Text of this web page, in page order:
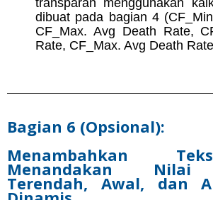
transparan menggunakan
dibuat pada bagian 4
CF_Max. Avg Death Rate,
Rate, CF_Max. Avg Death
Bagian 6 (Opsional):
Menambahkan
Menandakan Nilai
Terendah, Awal, dan